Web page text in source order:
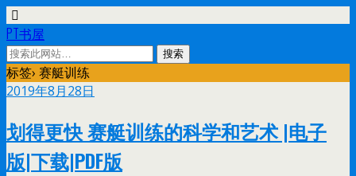
PT书屋
标签› 赛艇训练
2019年8月28日
划得更快 赛艇训练的科学和艺术 |电子
版|下载|PDF版